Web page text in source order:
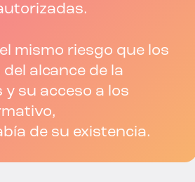
mismo riesgo que los
alcance de la
su acceso a los
de su existencia.